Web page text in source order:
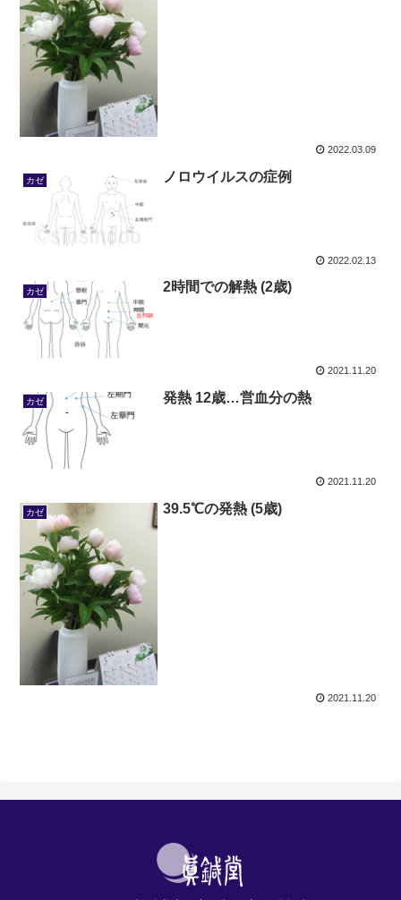
2022.03.09
カゼ ノロウイルスの症例
2022.02.13
カゼ 2時間での解熱 (2歳)
2021.11.20
カゼ 発熱 12歳…営血分の熱
2021.11.20
カゼ 39.5℃の発熱 (5歳)
2021.11.20